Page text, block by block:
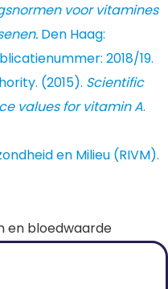
voor vitamines
Den Haag:
2018/19.
(2015). Scientific
values for vitamin A.
en Milieu (RIVM).